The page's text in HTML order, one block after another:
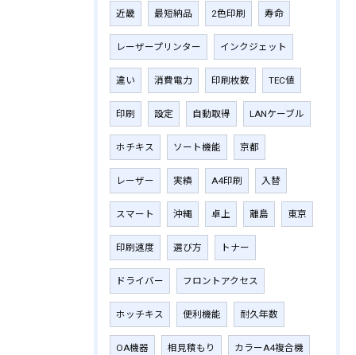
近畿 最短納品 2色印刷 寿命
レーザープリンター インクジェット
違い 消費電力 印刷枚数 TEC値
印刷 設定 自動取得 LANケーブル
ホチキス ソート機能 京都
レーザー 実績 A4印刷 入替
スマート 沖縄 卓上 離島 東京
印刷速度 選び方 トナー
ドライバー フロントアクセス
ホッチキス 便利機能 耐久年数
OA機器 相見積もり カラーA4複合機